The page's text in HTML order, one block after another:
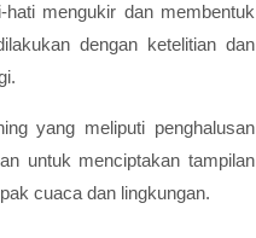
mengukir dan membentuk
dengan ketelitian dan
yang meliputi penghalusan
untuk menciptakan tampilan
cuaca dan lingkungan.